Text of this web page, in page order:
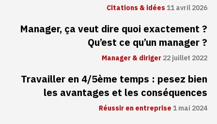
Citations & idées11 avril 2026
Manager, ça veut dire quoi exactement ?
Qu’est ce qu’un manager ?
Manager & diriger22 juillet 2022
Travailler en 4/5ème temps : pesez bien
les avantages et les conséquences
Réussir en entreprise1 mai 2024